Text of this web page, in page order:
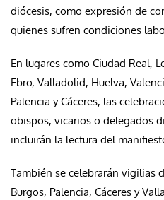
diócesis, como expresión de
quienes sufren condiciones
En lugares como Ciudad Real,
Ebro, Valladolid, Huelva,
Palencia y Cáceres, las
obispos, vicarios o delegados
incluirán la lectura del
También se celebrarán vigilias
Burgos, Palencia, Cáceres y